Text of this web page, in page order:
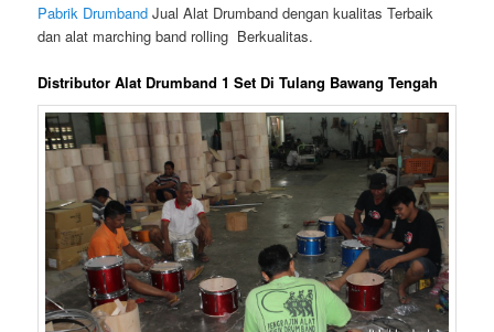
Pabrik Drumband Jual Alat Drumband dengan kualitas Terbaik
dan alat marching band rolling Berkualitas.
Distributor Alat Drumband 1 Set Di Tulang Bawang Tengah